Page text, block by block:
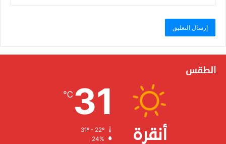
الطقس
أنقرة
31
℃
الرطوبة: